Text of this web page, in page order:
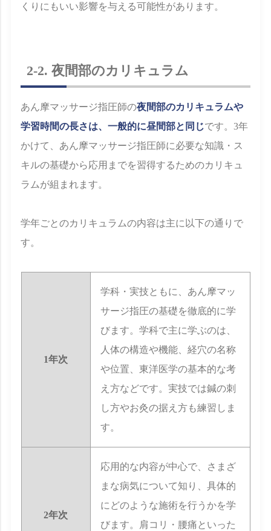
くりにもいい影響を与える可能性があります。
2-2. 夜間部のカリキュラム
あん摩マッサージ指圧師の夜間部のカリキュラムや
学習時間の長さは、一般的に昼間部と同じです。3年
かけて、あん摩マッサージ指圧師に必要な知識・ス
キルの基礎から応用までを習得するためのカリキュ
ラムが組まれます。
学年ごとのカリキュラムの内容は主に以下の通りで
す。
1年次
学科・実技ともに、あん摩マッ
サージ指圧の基礎を徹底的に学
びます。学科で主に学ぶのは、
人体の構造や機能、経穴の名称
や位置、東洋医学の基本的な考
え方などです。実技では鍼の刺
し方やお灸の据え方も練習しま
す。
2年次
応用的な内容が中心で、さまざ
まな病気について知り、具体的
にどのような施術を行うかを学
びます。肩コリ・腰痛といった